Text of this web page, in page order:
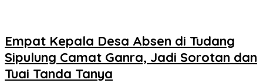
Empat Kepala Desa Absen di Tudang
Sipulung Camat Ganra, Jadi Sorotan dan
Tuai Tanda Tanya